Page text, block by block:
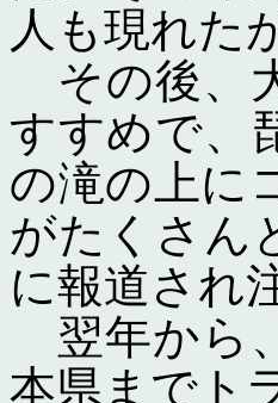
人も現れた
その後、
すすめで、
の滝の上に
がたくさん
に報道され
翌年から
本県までト